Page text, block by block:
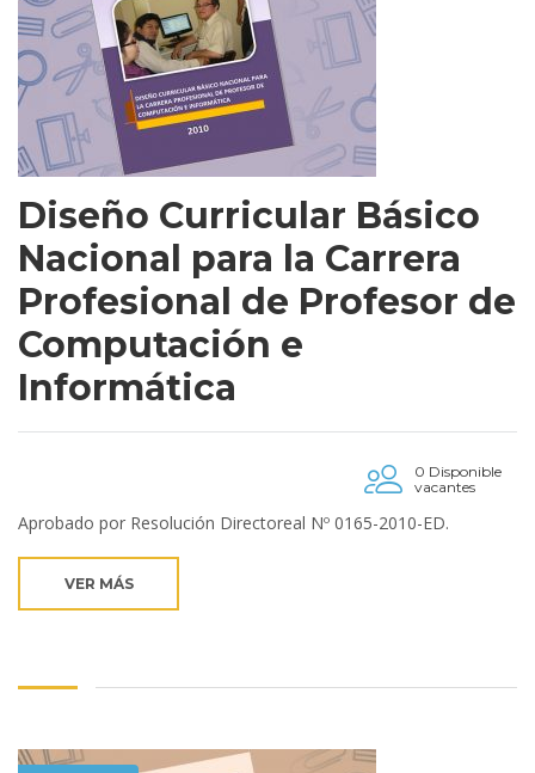
Diseño Curricular Básico
Nacional para la Carrera
Profesional de Profesor de
Computación e
Informática
0 Disponible
vacantes
Aprobado por Resolución Directoreal Nº 0165-2010-ED.
VER MÁS